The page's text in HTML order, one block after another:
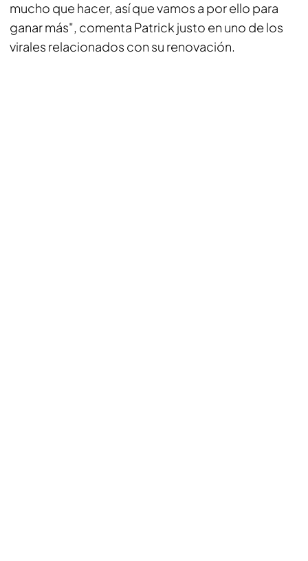
mucho que hacer, así que vamos a por ello para
ganar más", comenta Patrick justo en uno de los
virales relacionados con su renovación.